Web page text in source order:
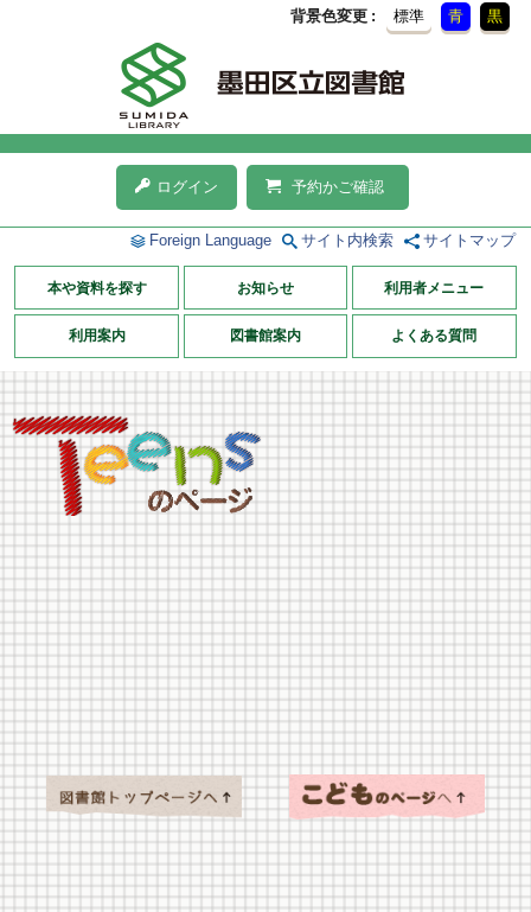
背景色変更 標準 青 黒
ログイン 予約かご確認
Foreign Language サイト内検索 サイトマップ
本や資料を探す お知らせ 利用者メニュー
利用案内 図書館案内 よくある質問